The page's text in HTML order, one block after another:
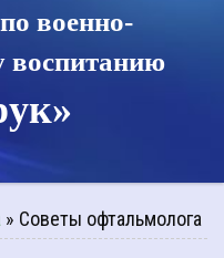
военно-
воспитанию
» Советы офтальмолога